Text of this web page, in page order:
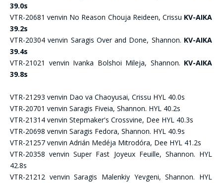
39.0s
VTR-20681 venvin No Reason Chouja Reideen, Crissu KV-AIKA
39.2s
VTR-20304 venvin Saragis Over and Done, Shannon. KV-AIKA
39.4s
VTR-21021 venvin Ivanka Bolshoi Mileja, Shannon. KV-AIKA
39.8s
VTR-21293 venvin Dao va Chaoyusai, Crissu HYL 40.0s
VTR-20701 venvin Saragis Fiveia, Shannon. HYL 40.2s
VTR-21314 venvin Stepmaker's Crossvine, Dee HYL 40.3s
VTR-20698 venvin Saragis Fedora, Shannon. HYL 40.9s
VTR-21257 venvin Adrián Medéja Mitrodóra, Dee HYL 41.2s
VTR-20358 venvin Super Fast Joyeux Feuille, Shannon. HYL
42.8s
VTR-21212 venvin Saragis Malenkiy Yevgeni, Shannon. HYL